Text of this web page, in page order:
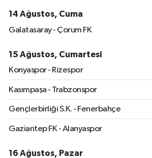
14 Ağustos, Cuma
Galatasaray - Çorum FK
15 Ağustos, Cumartesi
Konyaspor - Rizespor
Kasımpaşa - Trabzonspor
Gençlerbirliği S.K. - Fenerbahçe
Gaziantep FK - Alanyaspor
16 Ağustos, Pazar